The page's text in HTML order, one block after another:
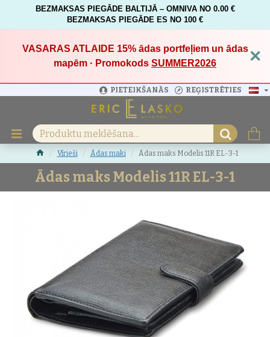
BEZMAKSAS PIEGĀDE BALTIJĀ – OMNIVA NO 0.00 €
BEZMAKSAS PIEGĀDE ES NO 100 €
VASARAS ATLAIDE 15%ādas portfeļiem un ādas
mapēm · Promokods SUMMER2026 ×
PIETEIKŠANĀS REĢISTRĒTIES
Vīrieši Ādas maki Ādas maks Modelis 11R EL-3-1
Ādas maks Modelis 11R EL-3-1